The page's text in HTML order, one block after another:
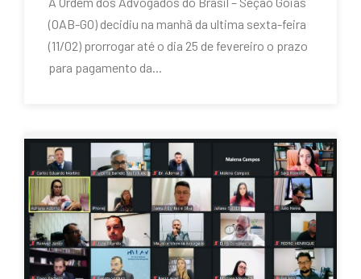
(OAB-GO) decidiu na manhã da ultima sexta-feira
(11/02) prorrogar até o dia 25 de fevereiro o prazo
para pagamento da...